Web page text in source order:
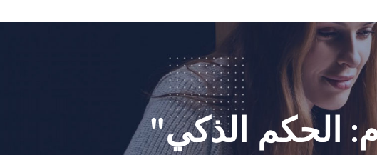
الحكم الذكي"